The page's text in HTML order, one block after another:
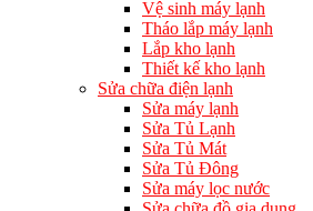
Vệ sinh máy lạnh
Tháo lắp máy lạnh
Lắp kho lạnh
Thiết kế kho lạnh
Sửa chữa điện lạnh
Sửa máy lạnh
Sửa Tủ Lạnh
Sửa Tủ Mát
Sửa Tủ Đông
Sửa máy lọc nước